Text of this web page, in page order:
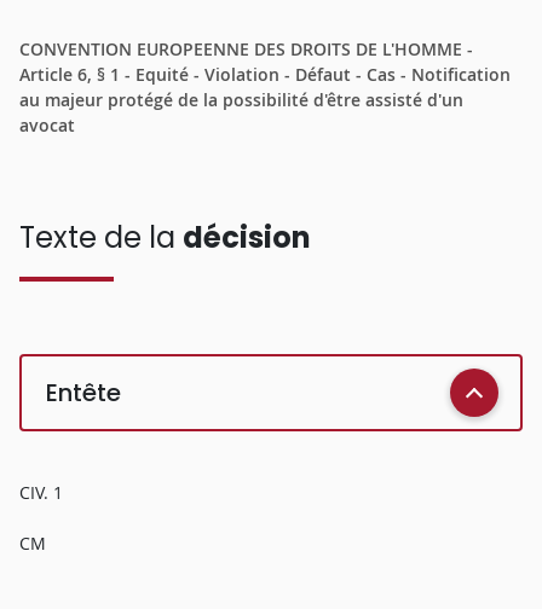
CONVENTION EUROPEENNE DES DROITS DE L'HOMME -
Article 6, § 1 - Equité - Violation - Défaut - Cas - Notification
au majeur protégé de la possibilité d'être assisté d'un
avocat
Texte de la décision
Entête
CIV. 1
CM